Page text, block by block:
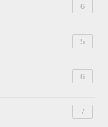
6
5
6
7